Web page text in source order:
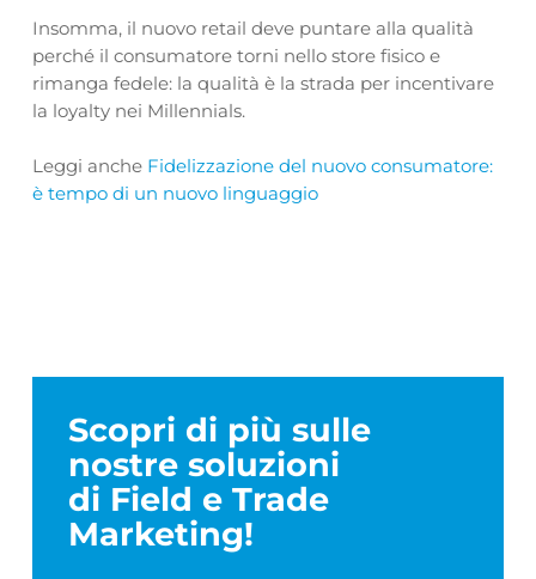
Insomma, il nuovo retail deve puntare alla qualità
perché il consumatore torni nello store fisico e
rimanga fedele: la qualità è la strada per incentivare
la loyalty nei Millennials.
Leggi anche Fidelizzazione del nuovo consumatore:
è tempo di un nuovo linguaggio
Scopri di più sulle
nostre soluzioni
di Field e Trade
Marketing!